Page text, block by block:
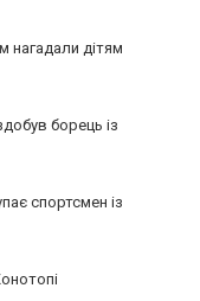
нагадали дітям
борець із
спортсмен із